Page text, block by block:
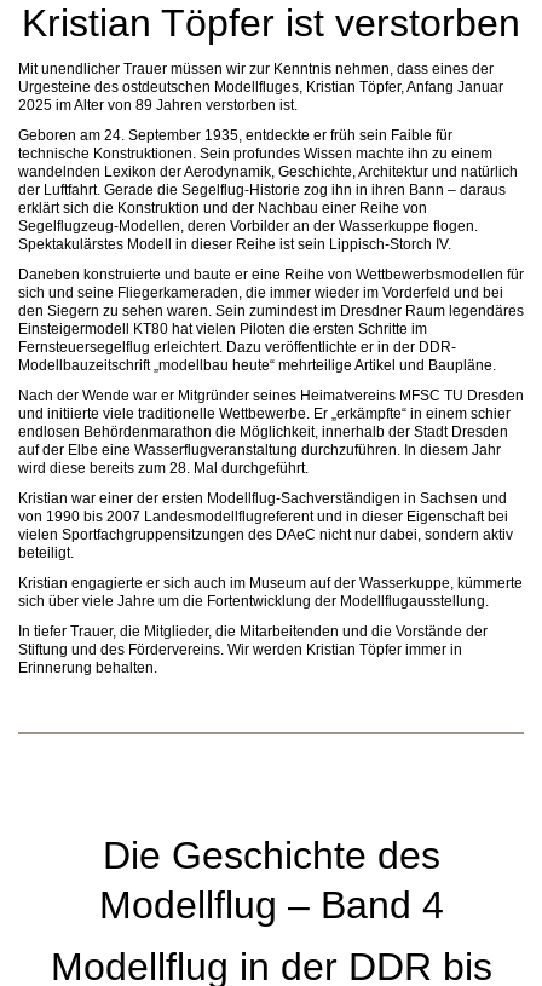
Kristian Töpfer ist verstorben
Mit unendlicher Trauer müssen wir zur Kenntnis nehmen, dass eines der
Urgesteine des ostdeutschen Modellfluges, Kristian Töpfer, Anfang Januar
2025 im Alter von 89 Jahren verstorben ist.
Geboren am 24. September 1935, entdeckte er früh sein Faible für
technische Konstruktionen. Sein profundes Wissen machte ihn zu einem
wandelnden Lexikon der Aerodynamik, Geschichte, Architektur und natürlich
der Luftfahrt. Gerade die Segelflug-Historie zog ihn in ihren Bann – daraus
erklärt sich die Konstruktion und der Nachbau einer Reihe von
Segelflugzeug-Modellen, deren Vorbilder an der Wasserkuppe flogen.
Spektakulärstes Modell in dieser Reihe ist sein Lippisch-Storch IV.
Daneben konstruierte und baute er eine Reihe von Wettbewerbsmodellen für
sich und seine Fliegerkameraden, die immer wieder im Vorderfeld und bei
den Siegern zu sehen waren. Sein zumindest im Dresdner Raum legendäres
Einsteigermodell KT80 hat vielen Piloten die ersten Schritte im
Fernsteuersegelflug erleichtert. Dazu veröffentlichte er in der DDR-
Modellbauzeitschrift „modellbau heute“ mehrteilige Artikel und Baupläne.
Nach der Wende war er Mitgründer seines Heimatvereins MFSC TU Dresden
und initiierte viele traditionelle Wettbewerbe. Er „erkämpfte“ in einem schier
endlosen Behördenmarathon die Möglichkeit, innerhalb der Stadt Dresden
auf der Elbe eine Wasserflugveranstaltung durchzuführen. In diesem Jahr
wird diese bereits zum 28. Mal durchgeführt.
Kristian war einer der ersten Modellflug-Sachverständigen in Sachsen und
von 1990 bis 2007 Landesmodellflugreferent und in dieser Eigenschaft bei
vielen Sportfachgruppensitzungen des DAeC nicht nur dabei, sondern aktiv
beteiligt.
Kristian engagierte er sich auch im Museum auf der Wasserkuppe, kümmerte
sich über viele Jahre um die Fortentwicklung der Modellflugausstellung.
In tiefer Trauer, die Mitglieder, die Mitarbeitenden und die Vorstände der
Stiftung und des Fördervereins. Wir werden Kristian Töpfer immer in
Erinnerung behalten.
Die Geschichte des
Modellflug – Band 4
Modellflug in der DDR bis